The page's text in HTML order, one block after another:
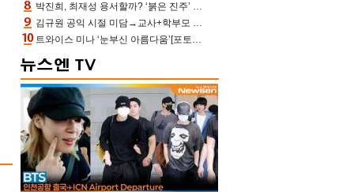
박진희, 최재성 용서할까? ‘붉은 진주’ 오늘(7일) 결말 나온다
김규원 공익 시절 미담→교사+학부모 추가 미담 속출 “휠체어 탄 아이와 산책도”[종합]
트와이스 미나 ‘눈부신 아름다움’[포토엔HD]